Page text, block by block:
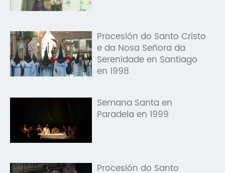
Procesión do Santo Cristo
e da Nosa Señora da
Serenidade en Santiago
en 1998
Semana Santa en
Paradela en 1999
Procesión do Santo